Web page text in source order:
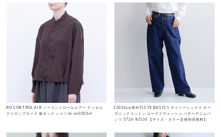
NO CONTROL AIR ノーコントロールエアー テンセル
ナイロンブロード 裾タック シャツ hr-nc0303sf
[2026aw新作]SCYE BASICS サイベーシックス オー
ガニックコットン ユーズドウォッシュ バギーデニムパ
ンツ 5726-83536 【サイズ・カラー交換初回無料】